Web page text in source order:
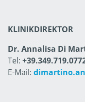
KLINIKDIREKTOR
Dr. Annalisa Di
Tel:
E-Mail: